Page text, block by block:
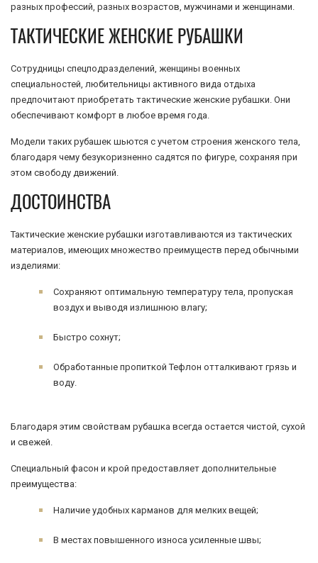
разных профессий, разных возрастов, мужчинами и женщинами.
ТАКТИЧЕСКИЕ ЖЕНСКИЕ РУБАШКИ
Сотрудницы спецподразделений, женщины военных
специальностей, любительницы активного вида отдыха
предпочитают приобретать тактические женские рубашки. Они
обеспечивают комфорт в любое время года.
Модели таких рубашек шьются с учетом строения женского тела,
благодаря чему безукоризненно садятся по фигуре, сохраняя при
этом свободу движений.
ДОСТОИНСТВА
Тактические женские рубашки изготавливаются из тактических
материалов, имеющих множество преимуществ перед обычными
изделиями:
Сохраняют оптимальную температуру тела, пропуская
воздух и выводя излишнюю влагу;
Быстро сохнут;
Обработанные пропиткой Тефлон отталкивают грязь и
воду.
Благодаря этим свойствам рубашка всегда остается чистой, сухой
и свежей.
Специальный фасон и крой предоставляет дополнительные
преимущества:
Наличие удобных карманов для мелких вещей;
В местах повышенного износа усиленные швы;